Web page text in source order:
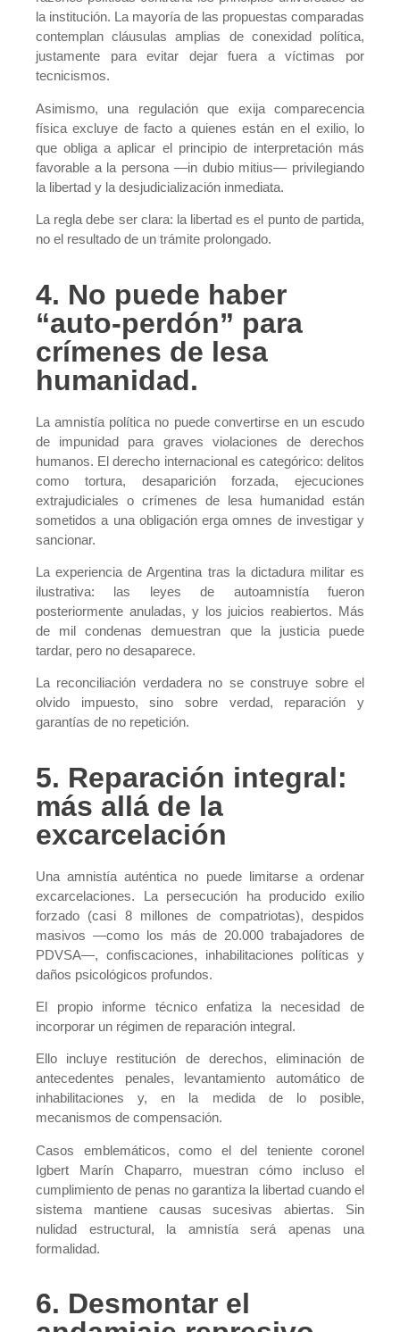
la institución. La mayoría de las propuestas comparadas
contemplan cláusulas amplias de conexidad política,
justamente para evitar dejar fuera a víctimas por
tecnicismos.
Asimismo, una regulación que exija comparecencia
física excluye de facto a quienes están en el exilio, lo
que obliga a aplicar el principio de interpretación más
favorable a la persona —in dubio mitius— privilegiando
la libertad y la desjudicialización inmediata.
La regla debe ser clara: la libertad es el punto de partida,
no el resultado de un trámite prolongado.
4. No puede haber
“auto-perdón” para
crímenes de lesa
humanidad.
La amnistía política no puede convertirse en un escudo
de impunidad para graves violaciones de derechos
humanos. El derecho internacional es categórico: delitos
como tortura, desaparición forzada, ejecuciones
extrajudiciales o crímenes de lesa humanidad están
sometidos a una obligación erga omnes de investigar y
sancionar.
La experiencia de Argentina tras la dictadura militar es
ilustrativa: las leyes de autoamnistía fueron
posteriormente anuladas, y los juicios reabiertos. Más
de mil condenas demuestran que la justicia puede
tardar, pero no desaparece.
La reconciliación verdadera no se construye sobre el
olvido impuesto, sino sobre verdad, reparación y
garantías de no repetición.
5. Reparación integral:
más allá de la
excarcelación
Una amnistía auténtica no puede limitarse a ordenar
excarcelaciones. La persecución ha producido exilio
forzado (casi 8 millones de compatriotas), despidos
masivos —como los más de 20.000 trabajadores de
PDVSA—, confiscaciones, inhabilitaciones políticas y
daños psicológicos profundos.
El propio informe técnico enfatiza la necesidad de
incorporar un régimen de reparación integral.
Ello incluye restitución de derechos, eliminación de
antecedentes penales, levantamiento automático de
inhabilitaciones y, en la medida de lo posible,
mecanismos de compensación.
Casos emblemáticos, como el del teniente coronel
Igbert Marín Chaparro, muestran cómo incluso el
cumplimiento de penas no garantiza la libertad cuando el
sistema mantiene causas sucesivas abiertas. Sin
nulidad estructural, la amnistía será apenas una
formalidad.
6. Desmontar el